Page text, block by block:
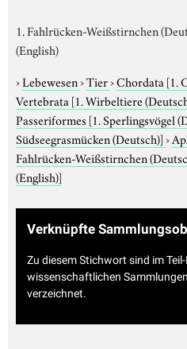
1. Fahlrücken-Weißstirnchen
(English)
›Lebewesen›Tier›Chordata [1.
Vertebrata [1. Wirbeltiere
Passeriformes [1. Sperlingsvögel
Südseegrasmücken (Deutsch)]›
Fahlrücken-Weißstirnchen
(English)]
Verknüpfte
Zu diesem Stichwort sind im
wissenschaftlichen
verzeichnet.